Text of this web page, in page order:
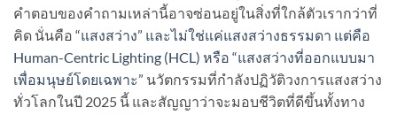
คำตอบของคำถามเหล่านี้อาจซ่อนอยู่ในสิ่งที่ใกล้ตัวเรากว่าที่
คิด นั่นคือ “แสงสว่าง” และไม่ใช่แค่แสงสว่างธรรมดา แต่คือ
Human-Centric Lighting (HCL) หรือ “แสงสว่างที่ออกแบบมา
เพื่อมนุษย์โดยเฉพาะ” นวัตกรรมที่กำลังปฏิวัติวงการแสงสว่าง
ทั่วโลกในปี 2025 นี้ และสัญญาว่าจะมอบชีวิตที่ดีขึ้นทั้งทาง